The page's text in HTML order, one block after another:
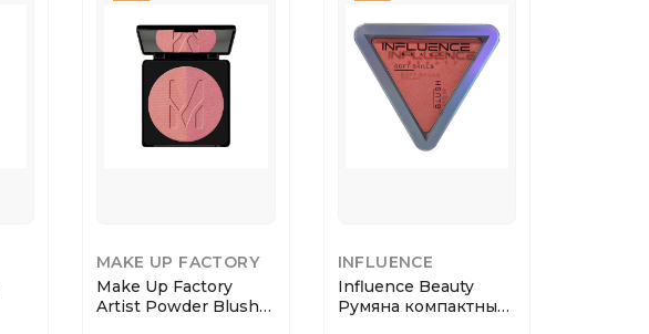
MAKE UP FACTORY
Make Up Factory
Artist Powder Blush
INFLUENCE
Influence Beauty
Румяна компактные